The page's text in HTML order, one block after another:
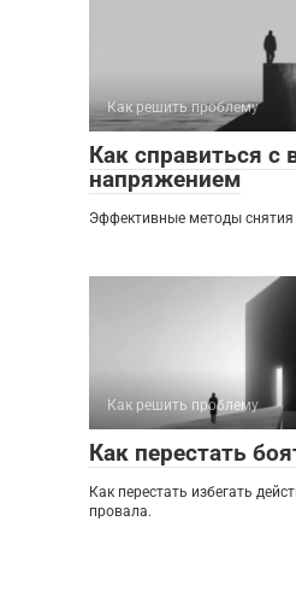
Как решить проблему
Как справиться с
напряжением
Эффективные методы
Как решить проблему
Как перестать
Как перестать избегать
провала.